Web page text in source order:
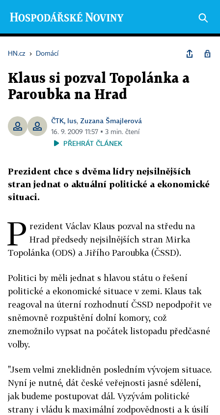
HN.cz › Domácí
Klaus si pozval Topolánka a
Paroubka na Hrad
ČTK, lus, Zuzana Šmajlerová
16. 9. 2009 11:57 ▪ 3 min. čtení
PŘEHRÁT ČLÁNEK
Prezident chce s dvěma lídry nejsilnějších
stran jednat o aktuální politické a ekonomické
situaci.
P rezident Václav Klaus pozval na středu na
Hrad předsedy nejsilnějších stran Mirka
Topolánka (ODS) a Jiřího Paroubka (ČSSD).
Politici by měli jednat s hlavou státu o řešení
politické a ekonomické situace v zemi. Klaus tak
reagoval na úterní rozhodnutí ČSSD nepodpořit ve
sněmovně rozpuštění dolní komory, což
znemožnilo vypsat na počátek listopadu předčasné
volby.
"Jsem velmi zneklidněn posledním vývojem situace.
Nyní je nutné, dát české veřejnosti jasné sdělení,
jak budeme postupovat dál. Vyzývám politické
strany i vládu k maximální zodpovědnosti a k úsilí